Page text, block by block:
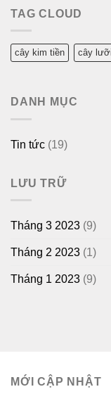
TAG CLOUD
cây kim tiền cây
DANH MỤC
Tin tức (19)
LƯU TRỮ
Tháng 3 2023 (9)
Tháng 2 2023 (1)
Tháng 1 2023 (9)
MỚI CẬP NHẬT